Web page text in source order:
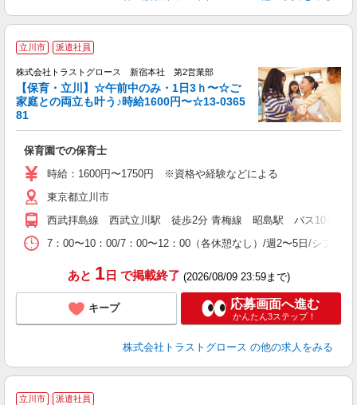
立川市 派遣社員
株式会社トラストグロース 新宿本社 第2営業部
【保育・立川】☆午前中のみ・1日3ｈ〜☆ご
家庭との両立も叶う♪時給1600円〜☆13-0365
81
保育園での保育士
時給：1600円〜1750円 ※資格や経験などによる
東京都立川市
西武拝島線 西武立川駅 徒歩2分 青梅線 昭島駅 バス10分
7：00〜10：00/7：00〜12：00（各休憩なし）/週2〜5日/シフト制
あと 1日 で掲載終了 (2026/08/09 23:59まで)
キープ 応募画面へ進む
かんたん3ステップ！
株式会社トラストグロース の他の求人をみる
立川市 派遣社員